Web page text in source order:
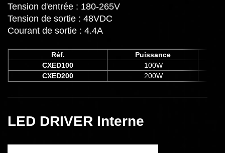
Tension d'entrée : 180-265V
Tension de sortie : 48VDC
Courant de sortie : 4.4A
Réf.
Puissance
CXED100
100W
CXED200
200W
LED DRIVER Interne